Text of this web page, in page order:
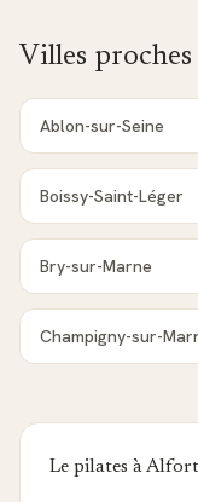
Villes proches
Ablon-sur-Seine
Boissy-Saint-Léger
Bry-sur-Marne
Champigny-sur-
Le pilates à